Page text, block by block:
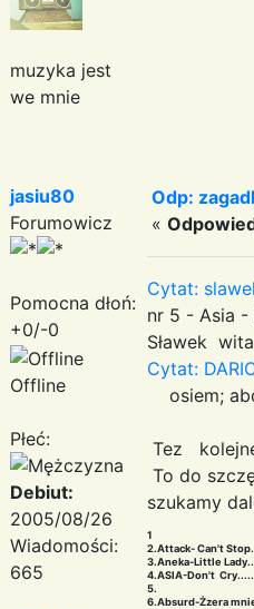
muzyka jest
we mnie
jasiu80
Forumowicz
Pomocna dłoń:
+0/-0
Offline
Płeć:
Debiut:
2005/08/26
Wiadomości:
665
Odp:
«
Cytat:
nr 5 - Asia
Sławek
Cytat:
osiem;
Tez
To do
szukamy
1
2.Attack- Can't
3.Aneka-Little
4.ASIA-Don't
5.
6.Absurd-Żzera